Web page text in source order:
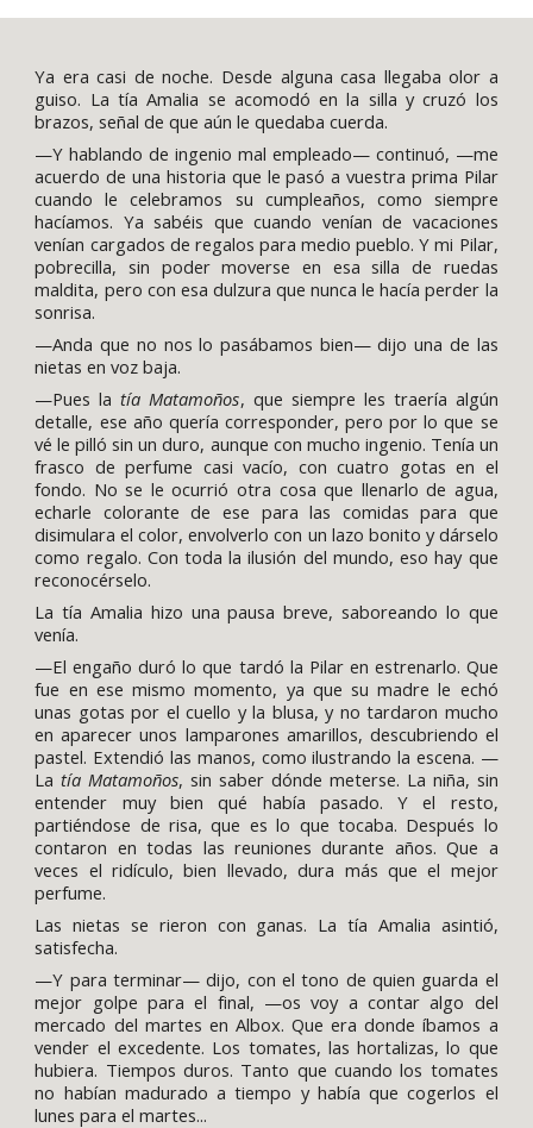
Ya era casi de noche. Desde alguna casa llegaba olor a
guiso. La tía Amalia se acomodó en la silla y cruzó los
brazos, señal de que aún le quedaba cuerda.
—Y hablando de ingenio mal empleado— continuó, —me
acuerdo de una historia que le pasó a vuestra prima Pilar
cuando le celebramos su cumpleaños, como siempre
hacíamos. Ya sabéis que cuando venían de vacaciones
venían cargados de regalos para medio pueblo. Y mi Pilar,
pobrecilla, sin poder moverse en esa silla de ruedas
maldita, pero con esa dulzura que nunca le hacía perder la
sonrisa.
—Anda que no nos lo pasábamos bien— dijo una de las
nietas en voz baja.
—Pues latía Matamoños, que siempre les traería algún
detalle, ese año quería corresponder, pero por lo que se
vé le pilló sin un duro, aunque con mucho ingenio. Tenía un
frasco de perfume casi vacío, con cuatro gotas en el
fondo. No se le ocurrió otra cosa que llenarlo de agua,
echarle colorante de ese para las comidas para que
disimulara el color, envolverlo con un lazo bonito y dárselo
como regalo. Con toda la ilusión del mundo, eso hay que
reconocérselo.
La tía Amalia hizo una pausa breve, saboreando lo que
venía.
—El engaño duró lo que tardó la Pilar en estrenarlo. Que
fue en ese mismo momento, ya que su madre le echó
unas gotas por el cuello y la blusa, y no tardaron mucho
en aparecer unos lamparones amarillos, descubriendo el
pastel. Extendió las manos, como ilustrando la escena. —
Latía Matamoños, sin saber dónde meterse. La niña, sin
entender muy bien qué había pasado. Y el resto,
partiéndose de risa, que es lo que tocaba. Después lo
contaron en todas las reuniones durante años. Que a
veces el ridículo, bien llevado, dura más que el mejor
perfume.
Las nietas se rieron con ganas. La tía Amalia asintió,
satisfecha.
—Y para terminar— dijo, con el tono de quien guarda el
mejor golpe para el final, —os voy a contar algo del
mercado del martes en Albox. Que era donde íbamos a
vender el excedente. Los tomates, las hortalizas, lo que
hubiera. Tiempos duros. Tanto que cuando los tomates
no habían madurado a tiempo y había que cogerlos el
lunes para el martes...